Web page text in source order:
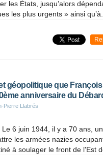
les États, jusqu’alors
les plus urgents » ainsi qu’à...
géopolitique que
anniversaire du
Pierre Llabrés
6 juin 1944, il y a 70 ans,
les armées nazies
à soulager le front de l'Est